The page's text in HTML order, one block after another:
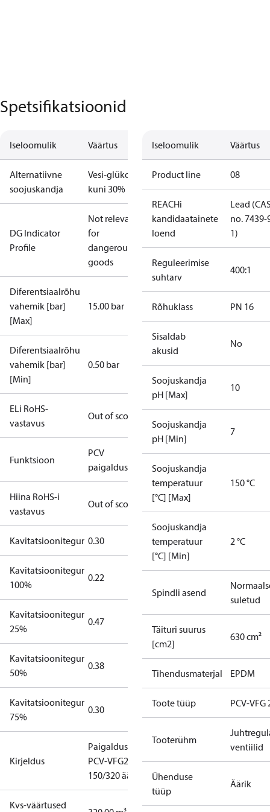
Spetsifikatsioonid
Iseloomulik Väärtus
Alternatiivne
soojuskandja
Vesi-glükool
kuni 30%
DG Indicator
Profile
Not relevant
for
dangerous
goods
Diferentsiaalrõhu
vahemik [bar]
[Max]
15.00 bar
Diferentsiaalrõhu
vahemik [bar]
[Min]
0.50 bar
ELi RoHS-
vastavus
Out of scope
Funktsioon
PCV
paigalduskomplekt
Hiina RoHS-i
vastavus
Out of scope
Kavitatsioonitegur 0.30
Kavitatsioonitegur
100%
0.22
Kavitatsioonitegur
25%
0.47
Kavitatsioonitegur
50%
0.38
Kavitatsioonitegur
75%
0.30
Kirjeldus
Paigalduskomplekt
PCV-VFG21 PN16
150/320 äärik
Kvs-väärtused
Iseloomulik Väärtus
Product line 08
REACHi
kandidaatainete
loend
Lead
no. 7439-
1)
Reguleerimise
suhtarv
400:1
Rõhuklass PN 16
Sisaldab
akusid
No
Soojuskandja
pH [Max]
10
Soojuskandja
pH [Min]
7
Soojuskandja
temperatuur
[°C] [Max]
150 °C
Soojuskandja
temperatuur
[°C] [Min]
2 °C
Spindli asend
suletud
Täituri suurus
[cm2]
630 cm²
Tihendusmaterjal EPDM
Toote tüüp PCV-VFG
Tooterühm
ventiilid
Ühenduse
tüüp
Äärik